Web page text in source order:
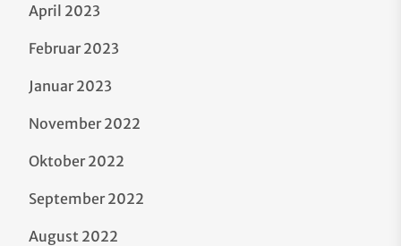
April 2023
Februar 2023
Januar 2023
November 2022
Oktober 2022
September 2022
August 2022